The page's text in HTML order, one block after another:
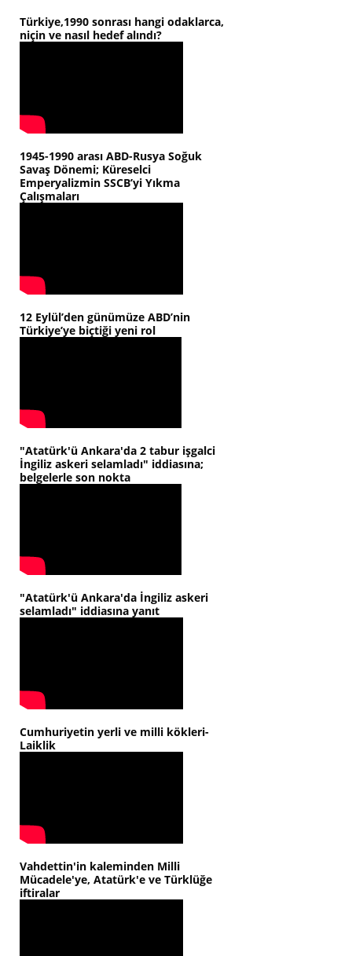
Türkiye,1990 sonrası hangi odaklarca,
niçin ve nasıl hedef alındı?
1945-1990 arası ABD-Rusya Soğuk
Savaş Dönemi; Küreselci
Emperyalizmin SSCB’yi Yıkma
Çalışmaları
12 Eylül’den günümüze ABD’nin
Türkiye’ye biçtiği yeni rol
"Atatürk'ü Ankara'da 2 tabur işgalci
İngiliz askeri selamladı" iddiasına;
belgelerle son nokta
"Atatürk'ü Ankara'da İngiliz askeri
selamladı" iddiasına yanıt
Cumhuriyetin yerli ve milli kökleri-
Laiklik
Vahdettin'in kaleminden Milli
Mücadele'ye, Atatürk'e ve Türklüğe
iftiralar